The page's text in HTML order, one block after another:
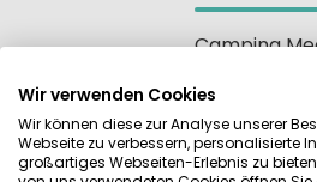
Camping
von Wasser
auf die
Wir verwenden Cookies
Wir können diese zur Analyse unserer
Webseite zu verbessern, personalisierte
großartiges Webseiten-Erlebnis zu